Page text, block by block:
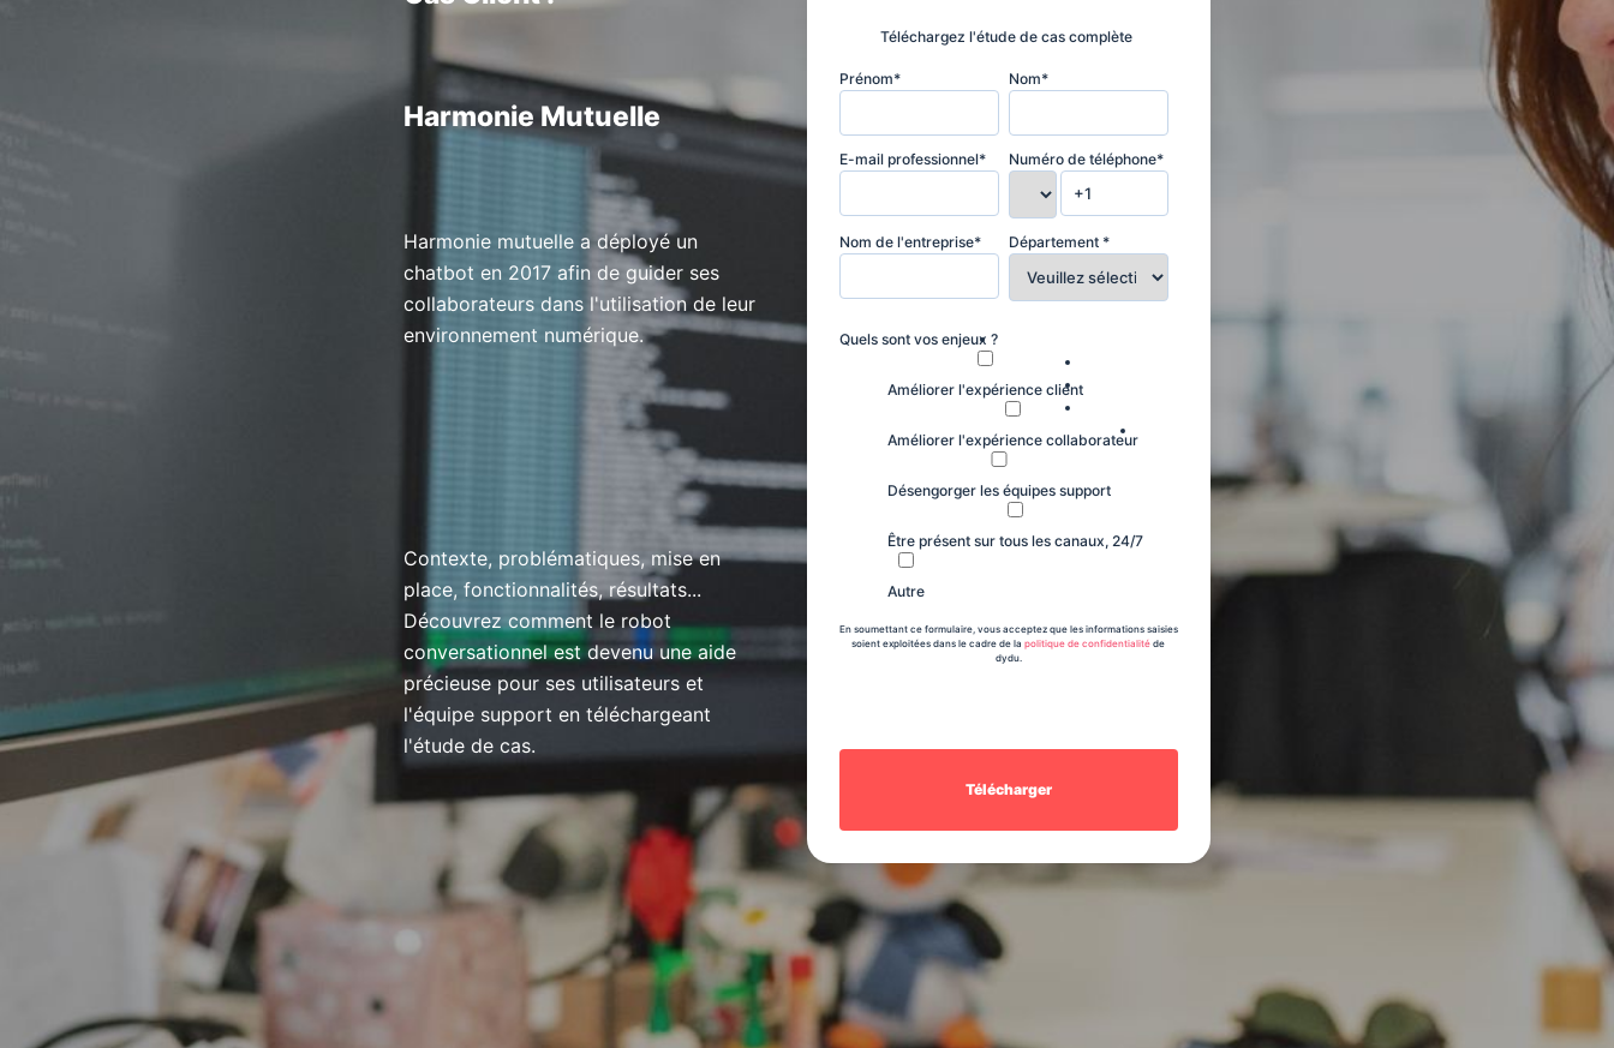
Harmonie Mutuelle
Harmonie mutuelle a déployé un
chatbot en 2017 afin de guider ses
collaborateurs dans l'utilisation de leur
environnement numérique.
Contexte, problématiques, mise en
place, fonctionnalités, résultats...
Découvrez comment le robot
conversationnel est devenu une aide
précieuse pour ses utilisateurs et
l'équipe support en téléchargeant
l'étude de cas.
Téléchargez l'étude de cas complète
Prénom* Nom*
E-mail professionnel* Numéro de téléphone*
Nom de l'entreprise* Département *
Quels sont vos enjeux ?
Améliorer l'expérience client
Améliorer l'expérience collaborateur
Désengorger les équipes support
Être présent sur tous les canaux, 24/7
Autre
En soumettant ce formulaire, vous acceptez que les informations saisies
soient exploitées dans le cadre de lapolitique de confidentialité de
dydu.